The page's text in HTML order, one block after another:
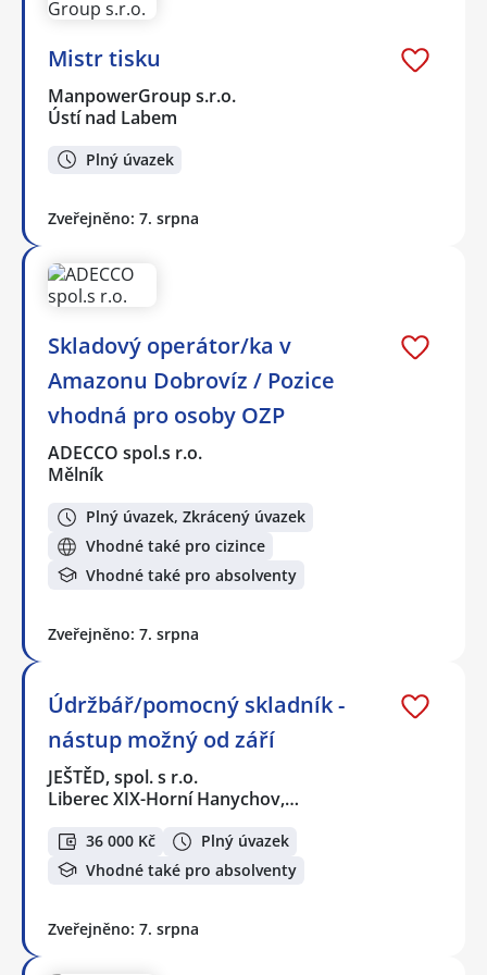
Mistr tisku
ManpowerGroup s.r.o.
Ústí nad Labem
Plný úvazek
Zveřejněno: 7. srpna
Skladový operátor/ka v
Amazonu Dobrovíz / Pozice
vhodná pro osoby OZP
ADECCO spol.s r.o.
Mělník
Plný úvazek, Zkrácený úvazek
Vhodné také pro cizince
Vhodné také pro absolventy
Zveřejněno: 7. srpna
Údržbář/pomocný skladník -
nástup možný od září
JEŠTĚD, spol. s r.o.
Liberec XIX-Horní Hanychov,…
36 000 Kč
Plný úvazek
Vhodné také pro absolventy
Zveřejněno: 7. srpna